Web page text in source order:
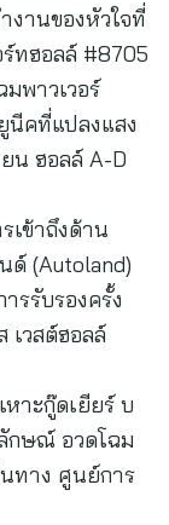
งานของหัวใจที่
ทฮอลล์ #8705
มพาวเวอร์
นีคที่แปลงแสง
น ฮอลล์ A-D
เข้าถึงด้าน
ด์ (Autoland)
รรับรองครั้ง
เวสต์ฮอลล์
หาะกู๊ดเยียร์ บ
กษณ์ อวดโฉม
ทาง ศูนย์การ